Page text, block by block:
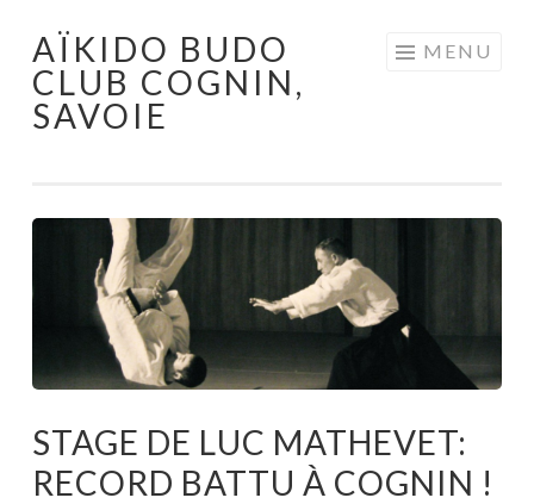
Aller au contenu principal
AÏKIDO BUDO
CLUB COGNIN,
SAVOIE
MENU
STAGE DE LUC MATHEVET:
RECORD BATTU À COGNIN !